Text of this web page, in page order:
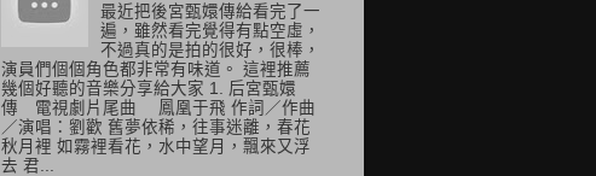
最近把後宮甄嬛傳給看完了一
遍，雖然看完覺得有點空虛，
不過真的是拍的很好，很棒，
演員們個個角色都非常有味道。 這裡推薦
幾個好聽的音樂分享給大家 1. 后宮甄嬛
傳 電視劇片尾曲 鳳凰于飛 作詞／作曲
／演唱：劉歡 舊夢依稀，往事迷離，春花
秋月裡 如霧裡看花，水中望月，飄來又浮
去 君...